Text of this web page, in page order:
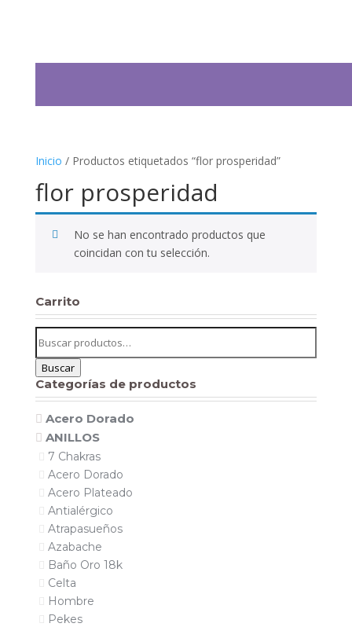
Inicio / Productos etiquetados “flor prosperidad”
flor prosperidad
No se han encontrado productos que
coincidan con tu selección.
Carrito
por:
Buscar
Categorías de productos
Acero Dorado
ANILLOS
7 Chakras
Acero Dorado
Acero Plateado
Antialérgico
Atrapasueños
Azabache
Baño Oro 18k
Celta
Hombre
Pekes